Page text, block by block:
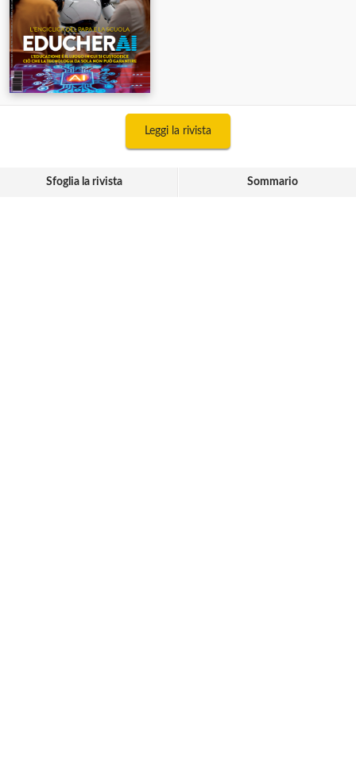
Leggi la rivista
Sfoglia la rivista Sommario